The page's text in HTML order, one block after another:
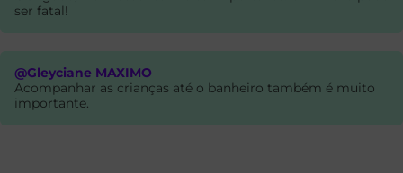
ser fatal!
@Gleyciane MAXIMO
Acompanhar as crianças até o banheiro também é muito
importante.